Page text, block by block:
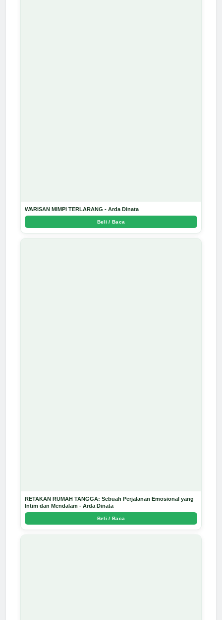
WARISAN MIMPI TERLARANG - Arda Dinata
Beli / Baca
RETAKAN RUMAH TANGGA: Sebuah Perjalanan Emosional yang
Intim dan Mendalam - Arda Dinata
Beli / Baca